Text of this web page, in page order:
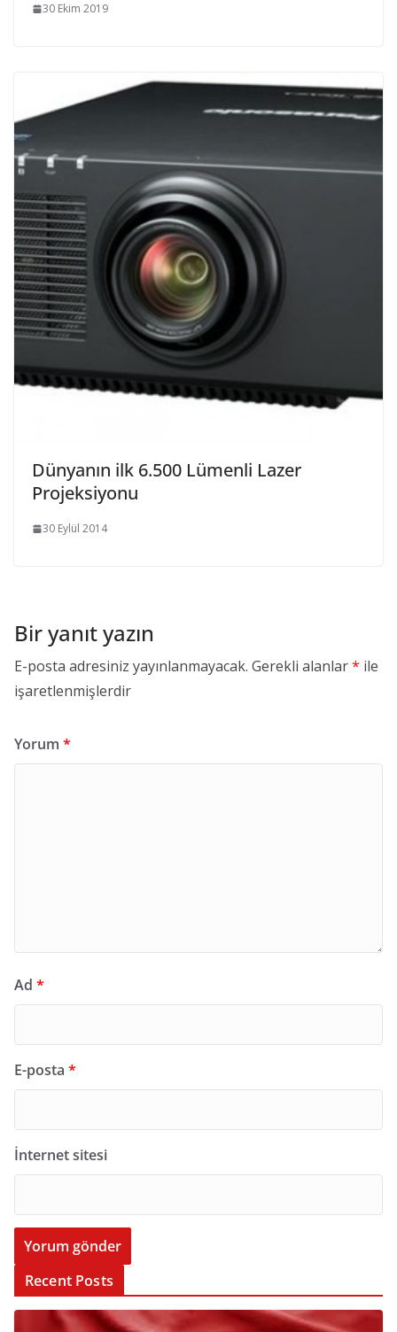
30 Ekim 2019
Dünyanın ilk 6.500 Lümenli Lazer
Projeksiyonu
30 Eylül 2014
Bir yanıt yazın
E-posta adresiniz yayınlanmayacak. Gerekli alanlar* ile
işaretlenmişlerdir
Yorum *
Ad *
E-posta *
İnternet sitesi
Recent Posts